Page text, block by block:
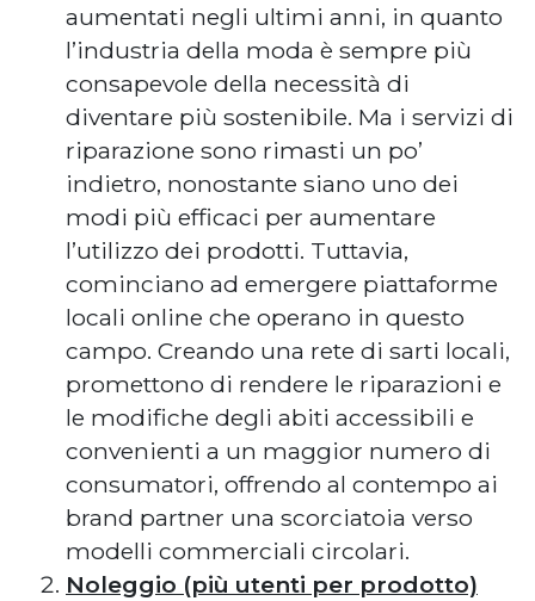
aumentati negli ultimi anni, in quanto
l’industria della moda è sempre più
consapevole della necessità di
diventare più sostenibile. Ma i servizi di
riparazione sono rimasti un po’
indietro, nonostante siano uno dei
modi più efficaci per aumentare
l’utilizzo dei prodotti. Tuttavia,
cominciano ad emergere piattaforme
locali online che operano in questo
campo. Creando una rete di sarti locali,
promettono di rendere le riparazioni e
le modifiche degli abiti accessibili e
convenienti a un maggior numero di
consumatori, offrendo al contempo ai
brand partner una scorciatoia verso
modelli commerciali circolari.
Noleggio (più utenti per prodotto)